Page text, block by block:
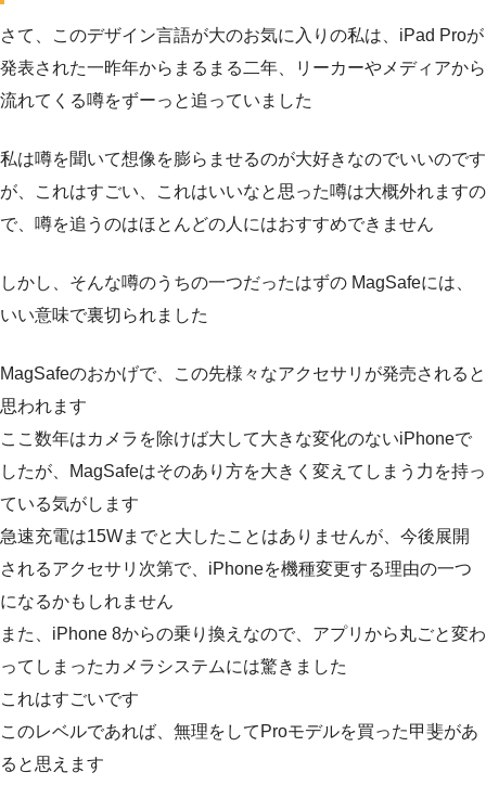
さて、このデザイン言語が大のお気に入りの私は、iPad Proが
発表された一昨年からまるまる二年、リーカーやメディアから
流れてくる噂をずーっと追っていました
私は噂を聞いて想像を膨らませるのが大好きなのでいいのです
が、これはすごい、これはいいなと思った噂は大概外れますの
で、噂を追うのはほとんどの人にはおすすめできません
しかし、そんな噂のうちの一つだったはずの MagSafeには、
いい意味で裏切られました
MagSafeのおかげで、この先様々なアクセサリが発売されると
思われます
ここ数年はカメラを除けば大して大きな変化のないiPhoneで
したが、MagSafeはそのあり方を大きく変えてしまう力を持っ
ている気がします
急速充電は15Wまでと大したことはありませんが、今後展開
されるアクセサリ次第で、iPhoneを機種変更する理由の一つ
になるかもしれません
また、iPhone 8からの乗り換えなので、アプリから丸ごと変わ
ってしまったカメラシステムには驚きました
これはすごいです
このレベルであれば、無理をしてProモデルを買った甲斐があ
ると思えます